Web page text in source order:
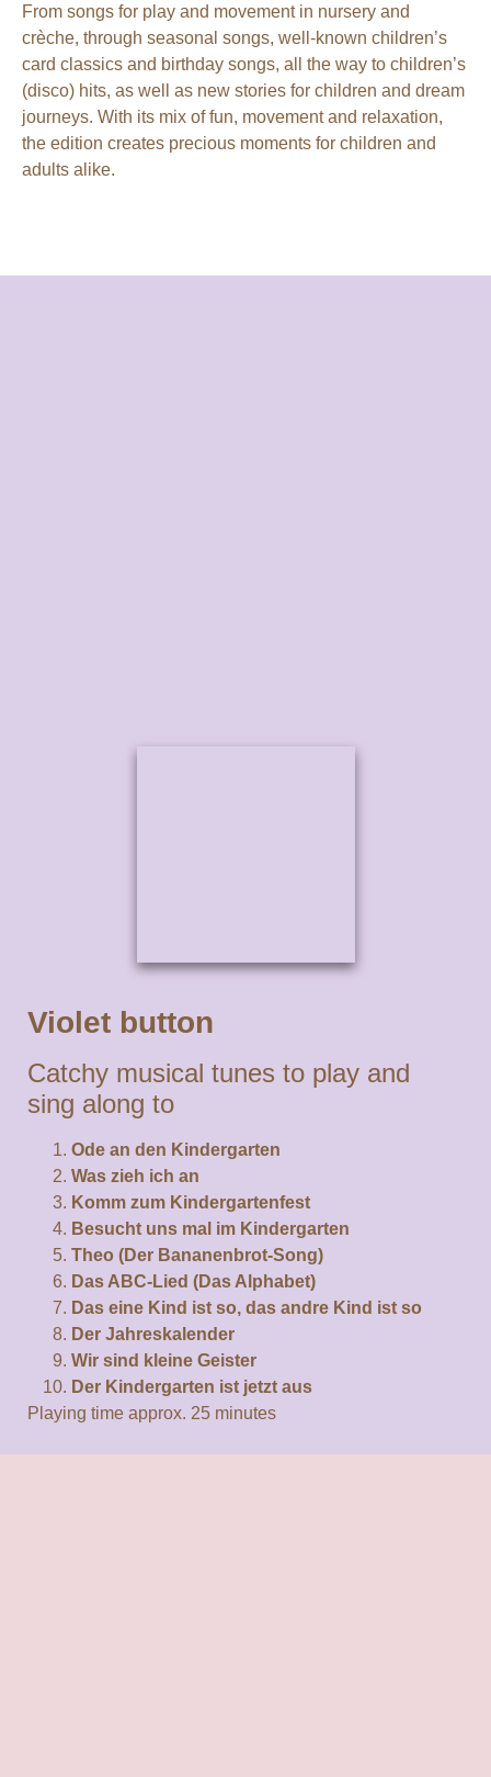
From songs for play and movement in nursery and
crèche, through seasonal songs, well-known children’s
card classics and birthday songs, all the way to children’s
(disco) hits, as well as new stories for children and dream
journeys. With its mix of fun, movement and relaxation,
the edition creates precious moments for children and
adults alike.
Violet button
Catchy musical tunes to play and
sing along to
Ode an den Kindergarten
Was zieh ich an
Komm zum Kindergartenfest
Besucht uns mal im Kindergarten
Theo (Der Bananenbrot-Song)
Das ABC-Lied (Das Alphabet)
Das eine Kind ist so, das andre Kind ist so
Der Jahreskalender
Wir sind kleine Geister
Der Kindergarten ist jetzt aus
Playing time approx. 25 minutes